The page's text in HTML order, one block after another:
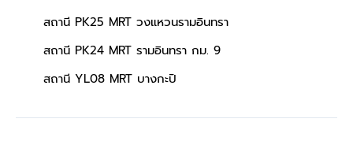
สถานี PK25 MRT วงแหวนรามอินทรา
สถานี PK24 MRT รามอินทรา กม. 9
สถานี YL08 MRT บางกะปิ